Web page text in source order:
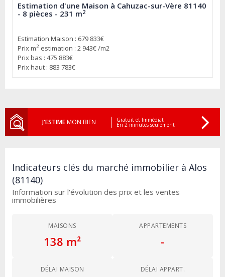
Estimation d'une Maison à Cahuzac-sur-Vère 81140
- 8 pièces - 231 m2
Estimation Maison : 679 833€
Prix m2 estimation : 2 943€ /m2
Prix bas : 475 883€
Prix haut : 883 783€
J'ESTIMEMON BIEN Gratuit et Immédiat
En 2 minutes seulement
Indicateurs clés du marché immobilier à Alos
(81140)
Information sur l'évolution des prix et les ventes
immobilières
MAISONS
138 m²
APPARTEMENTS
-
DÉLAI MAISON DÉLAI APPART.